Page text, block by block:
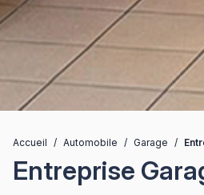
Accueil / Automobile / Garage /
Entreprise